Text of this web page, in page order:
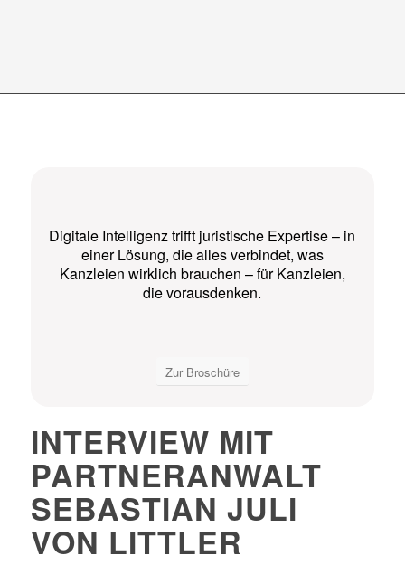
Digitale Intelligenz trifft juristische Expertise – in
einer Lösung, die alles verbindet, was
Kanzleien wirklich brauchen – für Kanzleien,
die vorausdenken.
Zur Broschüre
INTERVIEW MIT
PARTNERANWALT
SEBASTIAN JULI
VON LITTLER